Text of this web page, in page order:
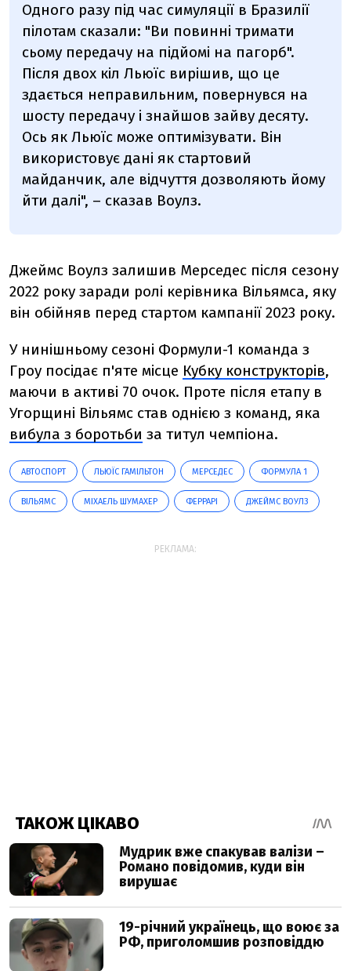
Одного разу під час симуляції в Бразилії
пілотам сказали: "Ви повинні тримати
сьому передачу на підйомі на пагорб".
Після двох кіл Льюїс вирішив, що це
здається неправильним, повернувся на
шосту передачу і знайшов зайву десяту.
Ось як Льюїс може оптимізувати. Він
використовує дані як стартовий
майданчик, але відчуття дозволяють йому
йти далі", – сказав Воулз.
Джеймс Воулз залишив Мерседес після сезону
2022 року заради ролі керівника Вільямса, яку
він обійняв перед стартом кампанії 2023 року.
У нинішньому сезоні Формули-1 команда з
Гроу посідає п'яте місце Кубку конструкторів,
маючи в активі 70 очок. Проте після етапу в
Угорщині Вільямс став однією з команд, яка
вибула з боротьби за титул чемпіона.
АВТОСПОРТ ЛЬЮЇС ГАМІЛЬТОН МЕРСЕДЕС ФОРМУЛА 1
ВІЛЬЯМС МІХАЕЛЬ ШУМАХЕР ФЕРРАРІ ДЖЕЙМС ВОУЛЗ
РЕКЛАМА: